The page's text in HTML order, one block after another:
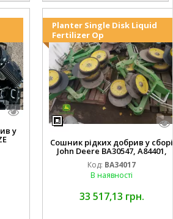
у
Planter Single Disk Liquid
Fertilizer Op
Сошник рідких добрив у сборі
John Deere BA30547, A84401,
AA65563, AA65562, A82739,
A82743, AA56092, A72503,
A72504,
68, H137235, A72358, AA65564, A
A65566, A49917, A49918,
Код: BA34017
В наявності
33 517,13 грн.